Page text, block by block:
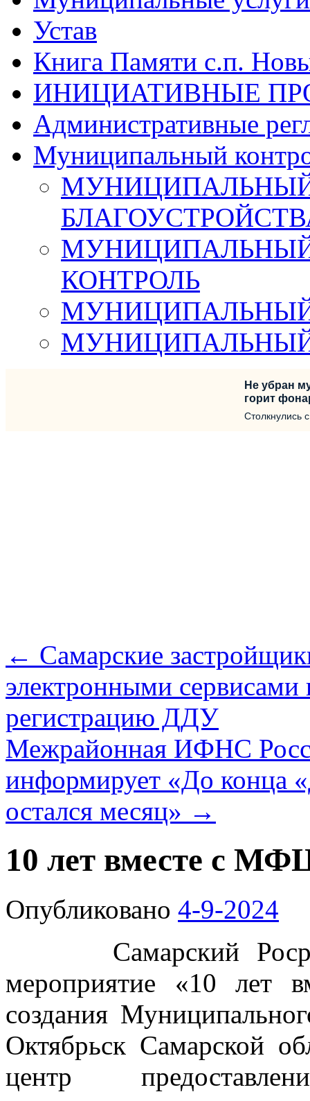
Устав
Книга Памяти с.п.
ИНИЦИАТИВНЫЕ
Административные
Муниципальный
КОНТРОЛЬ
Не убран
горит
Столкнулись
← Самарские
электронными сервисами
регистрацию ДДУ
Межрайонная ИФНС
информирует «До конца
остался месяц» →
10 лет вместе с
Опубликовано 4-9-2024
Самарский
мероприятие «10 лет
создания
Октябрьск Самарской
центр